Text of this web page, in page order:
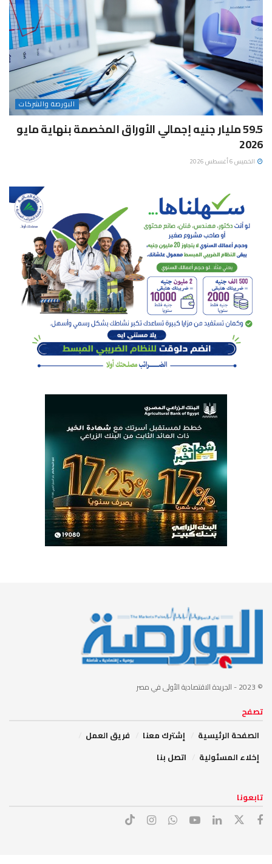
البورصة والشركات
59.5 مليار جنيه إجمالي الأوراق المخصمة بنهاية مايو
2026
الخميس 6 أغسطس 2026
© 2023 - الجريدة الاقتصادية الأولى في مصر
تصفح
الصفحة الرئيسية
إشترك معنا
فريق العمل
إخلاء المسئولية
اتصل بنا
تابعونا